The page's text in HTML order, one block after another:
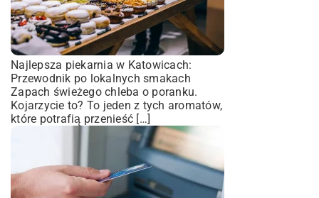
Najlepsza piekarnia w Katowicach:
Przewodnik po lokalnych smakach
Zapach świeżego chleba o poranku.
Kojarzycie to? To jeden z tych aromatów,
które potrafią przenieść […]